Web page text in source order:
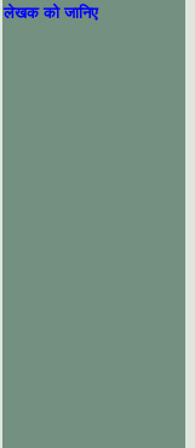
लेखक को जानिए